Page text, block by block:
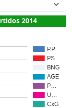
2014
P.P.
PS…
BNG
AGE
P…
U…
CxG